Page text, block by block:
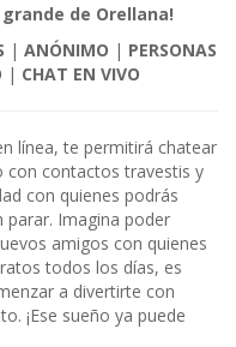
de Orellana!
| ANÓNIMO | PERSONAS
| CHAT EN VIVO
línea, te permitirá chatear
con contactos travestis y
con quienes podrás
parar. Imagina poder
amigos con quienes
todos los días, es
a divertirte con
¡Ese sueño ya puede